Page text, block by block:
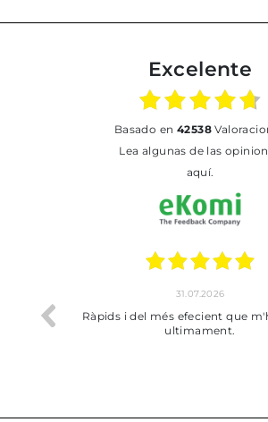
Excelente
basado en 42538
Lea algunas de las opiniones
aquí.
31.07.2026
Ràpids i del més efecient que
ultimament.